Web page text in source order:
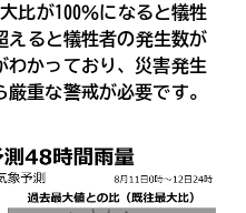
比が100％になると犠牲
えると犠牲者の発生数が
わかっており、災害発生
重な警戒が必要です。